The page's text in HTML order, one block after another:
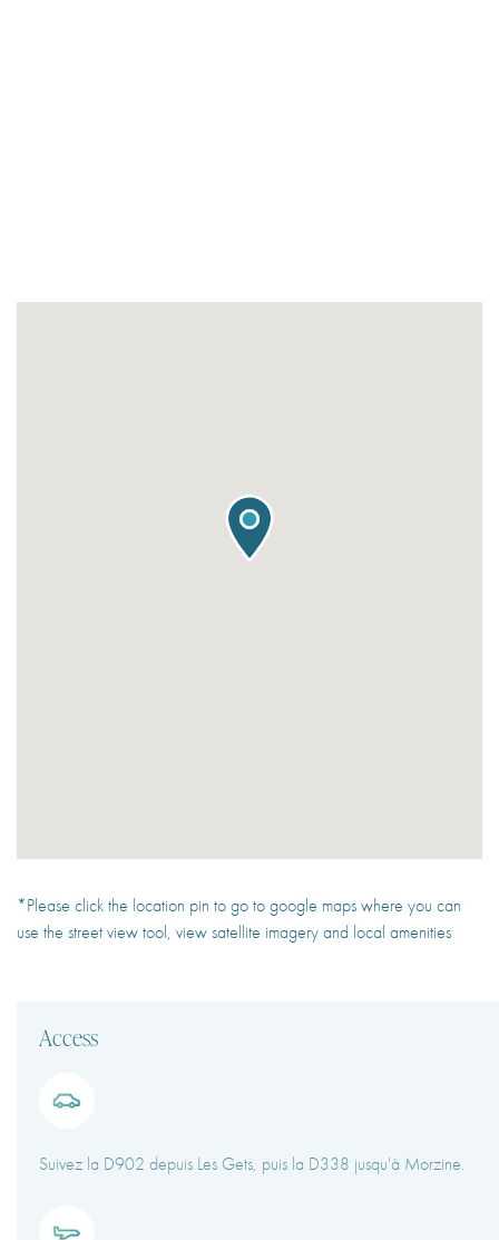
*Please click the location pin to go to google maps where you can
use the street view tool, view satellite imagery and local amenities
Access
Suivez la D902 depuis Les Gets, puis la D338 jusqu'à Morzine.